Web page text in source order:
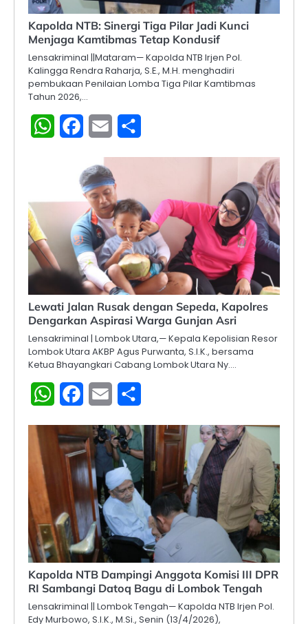
Kapolda NTB: Sinergi Tiga Pilar Jadi Kunci
Menjaga Kamtibmas Tetap Kondusif
Lensakriminal ||Mataram— Kapolda NTB Irjen Pol.
Kalingga Rendra Raharja, S.E., M.H. menghadiri
pembukaan Penilaian Lomba Tiga Pilar Kamtibmas
Tahun 2026,…
WhatsAppFacebook
Email
Lewati Jalan Rusak dengan Sepeda, Kapolres
Dengarkan Aspirasi Warga Gunjan Asri
Lensakriminal | Lombok Utara,— Kepala Kepolisian Resor
Lombok Utara AKBP Agus Purwanta, S.I.K., bersama
Ketua Bhayangkari Cabang Lombok Utara Ny.…
WhatsAppFacebook
Email
Kapolda NTB Dampingi Anggota Komisi III DPR
RI Sambangi Datoq Bagu di Lombok Tengah
Lensakriminal || Lombok Tengah— Kapolda NTB Irjen Pol.
Edy Murbowo, S.I.K., M.Si., Senin (13/4/2026),